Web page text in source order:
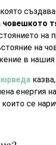
човешкото
на
на
в нашия
енергия
се